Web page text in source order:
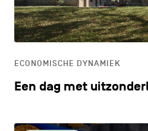
ECONOMISCHE DYNAMIEK
Een dag met